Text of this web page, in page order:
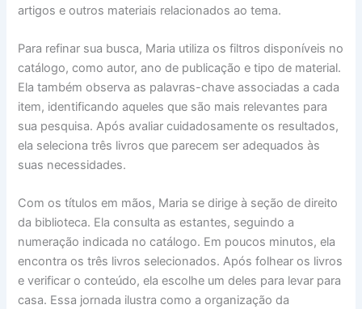
artigos e outros materiais relacionados ao tema.
Para refinar sua busca, Maria utiliza os filtros disponíveis no
catálogo, como autor, ano de publicação e tipo de material.
Ela também observa as palavras-chave associadas a cada
item, identificando aqueles que são mais relevantes para
sua pesquisa. Após avaliar cuidadosamente os resultados,
ela seleciona três livros que parecem ser adequados às
suas necessidades.
Com os títulos em mãos, Maria se dirige à seção de direito
da biblioteca. Ela consulta as estantes, seguindo a
numeração indicada no catálogo. Em poucos minutos, ela
encontra os três livros selecionados. Após folhear os livros
e verificar o conteúdo, ela escolhe um deles para levar para
casa. Essa jornada ilustra como a organização da